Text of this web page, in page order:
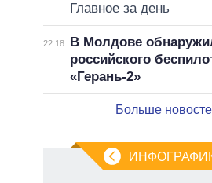
Главное за день
22:18
В Молдове
российского
«Герань-2»
Больше